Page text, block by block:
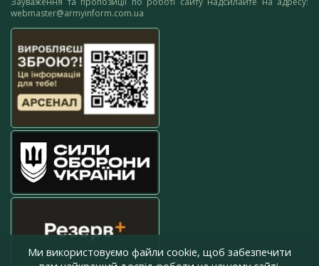
webmaster@armyinform.com.ua
Ми використовуємо файли cookie, щоб забезпечити